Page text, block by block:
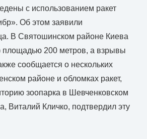
с использованием ракет
Об этом заявили
В Святошинском районе Киева
площадью 200 метров, а взрывы
сообщается о нескольких
районе и обломках ракет,
зоопарка в Шевченковском
Виталий Кличко, подтвердил эту